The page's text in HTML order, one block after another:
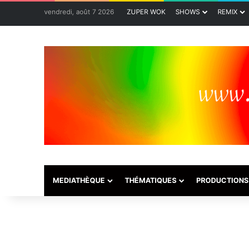
vendredi, août 7 2026 ZUPER WOK SHOWS REMIX
MEDIATHÈQUE THÉMATIQUES PRODUCTIONS